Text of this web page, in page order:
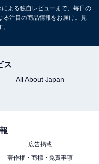
性があります
よる独自レビューまで、毎日の
る注目の商品情報をお届け。見
ス
All About Japan
広告掲載
著作権・商標・免責事項